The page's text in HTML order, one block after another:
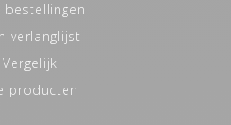
bestellingen
verlanglijst
Vergelijk
producten